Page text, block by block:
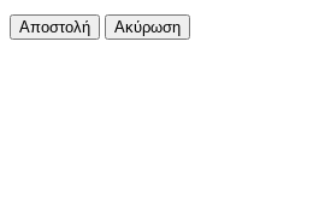
Αποστολή Ακύρωση